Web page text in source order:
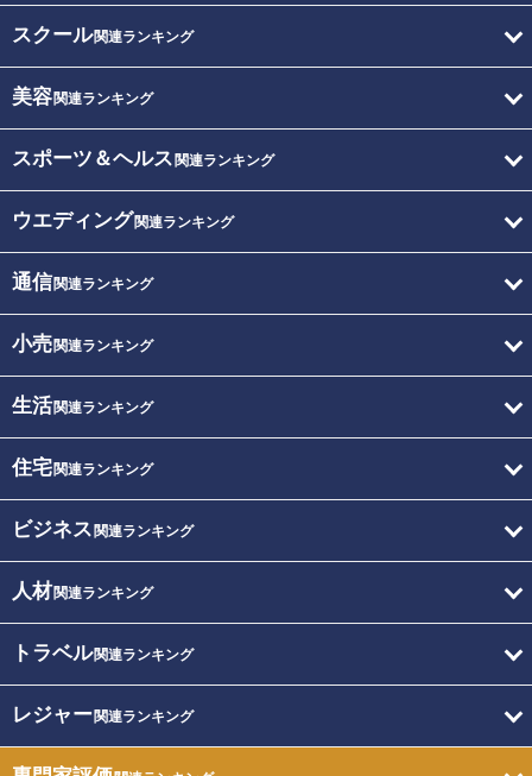
スクール関連ランキング
美容関連ランキング
スポーツ＆ヘルス 関連ランキング
ウエディング関連ランキング
通信関連ランキング
小売関連ランキング
生活関連ランキング
住宅関連ランキング
ビジネス 関連ランキング
人材関連ランキング
トラベル関連ランキング
レジャー関連ランキング